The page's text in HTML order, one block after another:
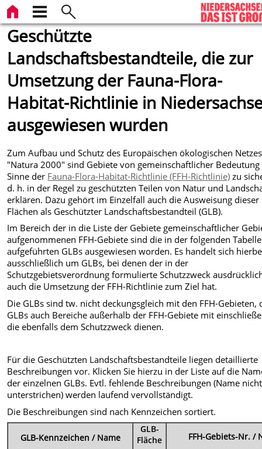
Geschützte
Landschaftsbestandteile, die zur
Umsetzung der Fauna-Flora-
Habitat-Richtlinie in
ausgewiesen wurden
Zum Aufbau und Schutz des Europäischen ökologischen Netzes
"Natura 2000" sind Gebiete von gemeinschaftlicher
Sinne der Fauna-Flora-Habitat-Richtlinie (FFH-Richtlinie) zu
d. h. in der Regel zu geschützten Teilen von Natur und
erklären. Dazu gehört im Einzelfall auch die Ausweisung dieser
Flächen als Geschützter Landschaftsbestandteil (GLB).
Im Bereich der in die Liste der Gebiete gemeinschaftlicher
aufgenommenen FFH-Gebiete sind die in der folgenden Tabelle
aufgeführten GLBs ausgewiesen worden. Es handelt sich
ausschließlich um GLBs, bei denen der in der
Schutzgebietsverordnung formulierte Schutzzweck
auch die Umsetzung der FFH-Richtlinie zum Ziel hat.
Die GLBs sind tw. nicht deckungsgleich mit den FFH-Gebieten,
GLBs auch Bereiche außerhalb der FFH-Gebiete mit
die ebenfalls dem Schutzzweck dienen.
Für die Geschützten Landschaftsbestandteile liegen detaillierte
Beschreibungen vor. Klicken Sie hierzu in der Liste auf die
der einzelnen GLBs. Evtl. fehlende Beschreibungen (Name nicht
unterstrichen) werden laufend vervollständigt.
Die Beschreibungen sind nach Kennzeichen sortiert.
GLB-Kennzeichen / Name
GLB-
Fläche
FFH-Gebiets-Nr. /